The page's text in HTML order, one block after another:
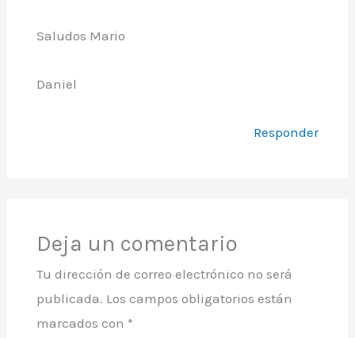
Saludos Mario
Daniel
Responder
Deja un comentario
Tu dirección de correo electrónico no será
publicada. Los campos obligatorios están
marcados con *